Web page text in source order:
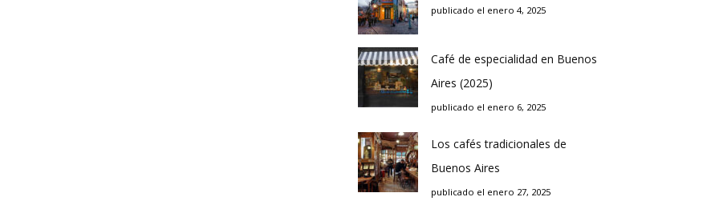
publicado el enero 4, 2025
Café de especialidad en Buenos
Aires (2025)
publicado el enero 6, 2025
Los cafés tradicionales de
Buenos Aires
publicado el enero 27, 2025